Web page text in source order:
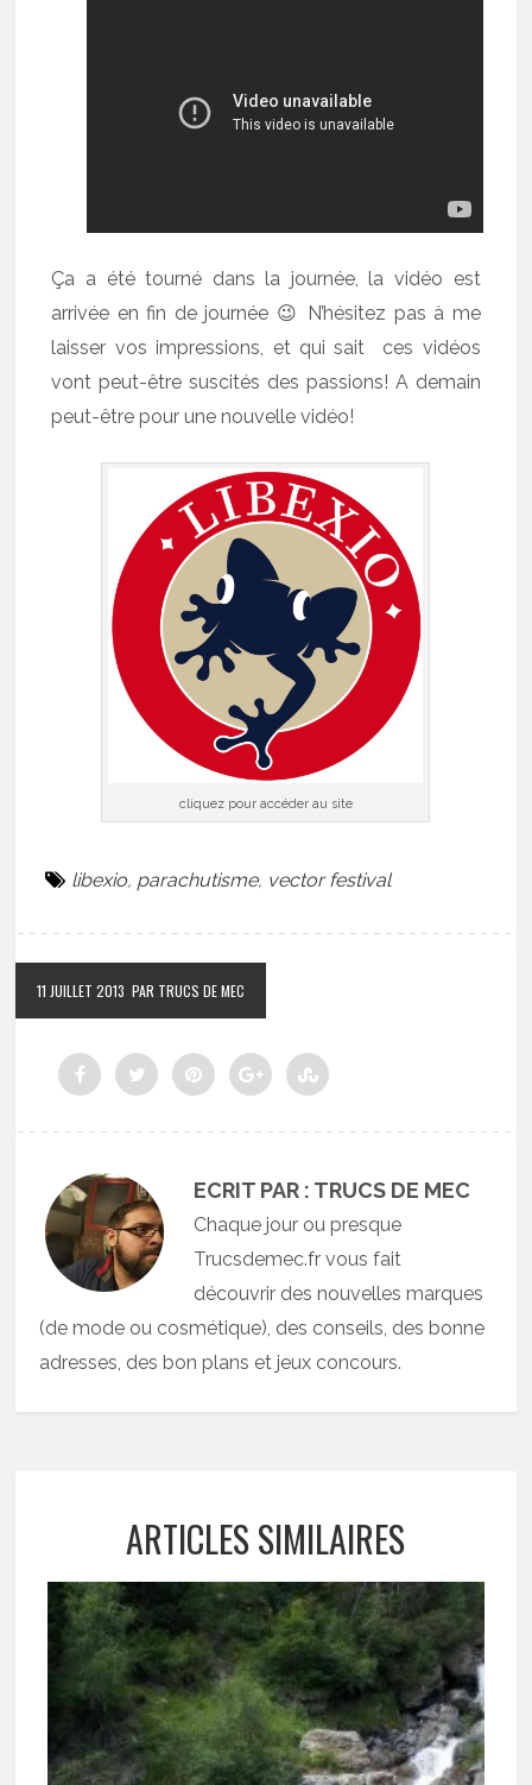
Ça a été tourné dans la journée, la vidéo est
arrivée en fin de journée 😉 N’hésitez pas à me
laisser vos impressions, et qui sait ces vidéos
vont peut-être suscités des passions! A demain
peut-être pour une nouvelle vidéo!
cliquez pour accéder au site
libexio, parachutisme, vector festival
11 JUILLET 2013 PAR TRUCS DE MEC
ECRIT PAR : TRUCS DE MEC
Chaque jour ou presque
Trucsdemec.fr vous fait
découvrir des nouvelles marques
(de mode ou cosmétique), des conseils, des bonne
adresses, des bon plans et jeux concours.
ARTICLES SIMILAIRES